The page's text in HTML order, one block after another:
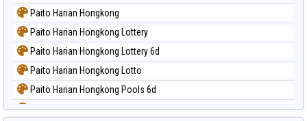
Paito Harian Hongkong
Paito Harian Hongkong Lottery
Paito Harian Hongkong Lottery 6d
Paito Harian Hongkong Lotto
Paito Harian Hongkong Pools 6d
Paito Harian Japan